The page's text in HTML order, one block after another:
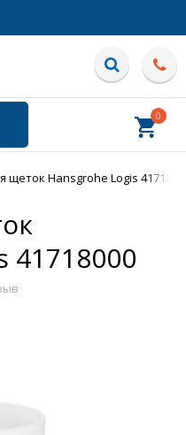
0
щеток Hansgrohe Logis
41718000